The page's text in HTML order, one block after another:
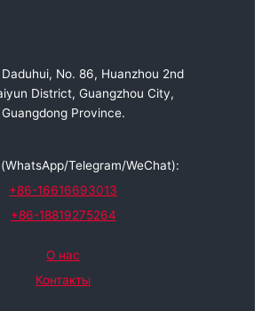
Daduhui, No. 86, Huanzhou 2nd
District, Guangzhou City,
Guangdong Province.
Telegram/WeChat):
+86-16616693013
+86-18819275264
О нас
Контакты